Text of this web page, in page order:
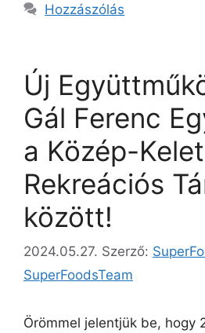
Hozzászólás
Új
Gál Ferenc
a Közép-
Rekreációs
között!
2024.05.27. Szerző:
SuperFoodsTeam
Örömmel jelentjük be, hogy